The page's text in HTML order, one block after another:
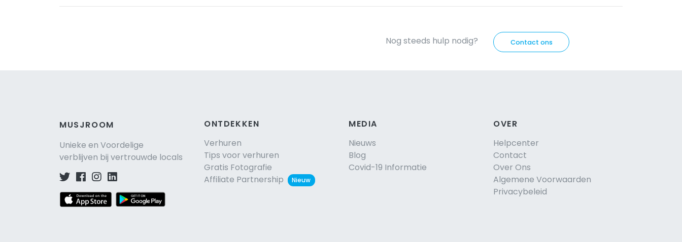
Nog steeds hulp nodig? Contact ons
MUSJROOM
Unieke en Voordelige
verblijven bij vertrouwde locals
ONTDEKKEN
Verhuren
Tips voor verhuren
Gratis Fotografie
Affiliate Partnership
Nieuw
MEDIA
Nieuws
Blog
Covid-19 Informatie
OVER
Helpcenter
Contact
Over Ons
Algemene Voorwaarden
Privacybeleid